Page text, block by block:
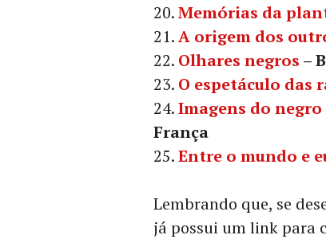
Memórias da
A origem dos
Olhares negros –
O espetáculo das
Imagens do
França
Entre o mundo e
Lembrando que, se
já possui um link para